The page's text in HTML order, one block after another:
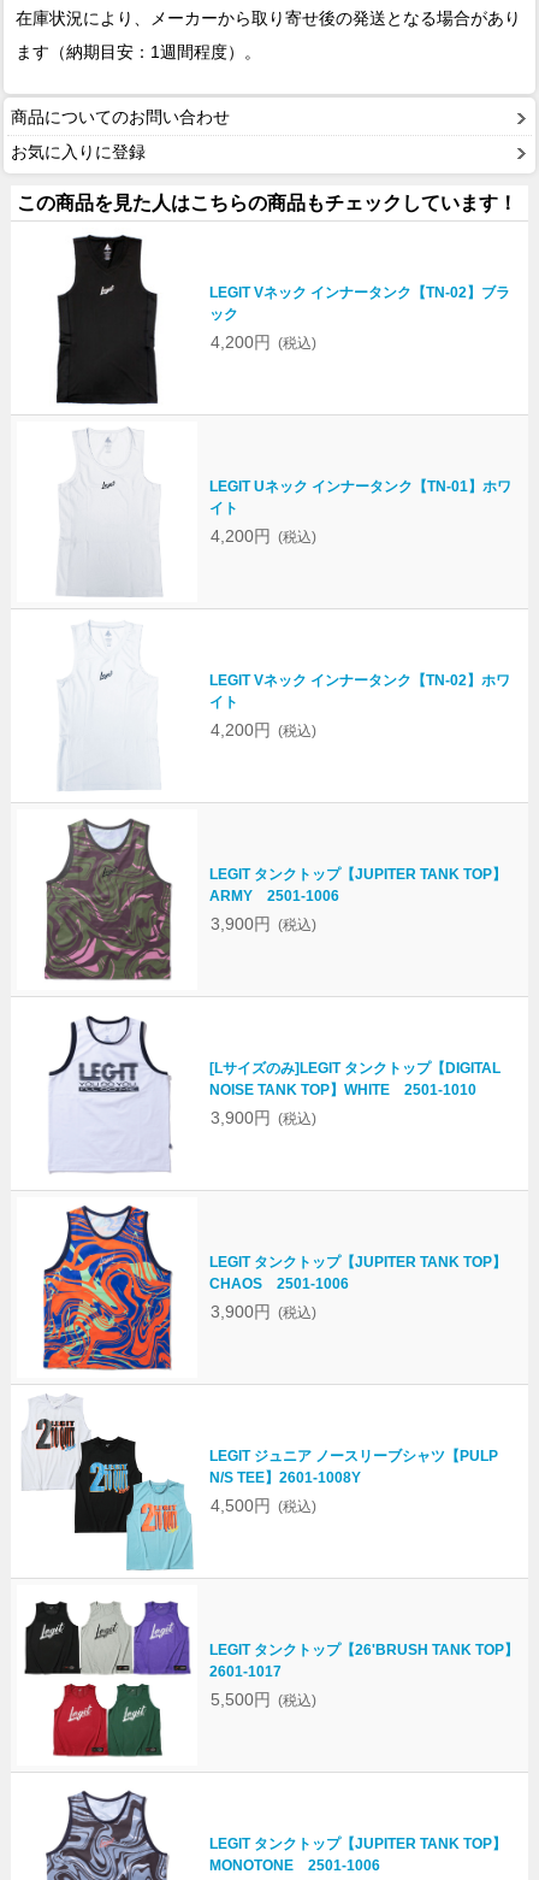
在庫状況により、メーカーから取り寄せ後の発送となる場合があり
ます（納期目安：1週間程度）。
商品についてのお問い合わせ
お気に入りに登録
この商品を見た人はこちらの商品もチェックしています！
LEGIT Vネック インナータンク【TN-02】ブラ
ック
4,200円 (税込)
LEGIT Uネック インナータンク【TN-01】ホワ
イト
4,200円 (税込)
LEGIT Vネック インナータンク【TN-02】ホワ
イト
4,200円 (税込)
LEGIT タンクトップ【JUPITER TANK TOP】
ARMY 2501-1006
3,900円 (税込)
[Lサイズのみ]LEGIT タンクトップ【DIGITAL
NOISE TANK TOP】WHITE 2501-1010
3,900円 (税込)
LEGIT タンクトップ【JUPITER TANK TOP】
CHAOS 2501-1006
3,900円 (税込)
LEGIT ジュニア ノースリーブシャツ【PULP
N/S TEE】2601-1008Y
4,500円 (税込)
LEGIT タンクトップ【26'BRUSH TANK TOP】
2601-1017
5,500円 (税込)
LEGIT タンクトップ【JUPITER TANK TOP】
MONOTONE 2501-1006